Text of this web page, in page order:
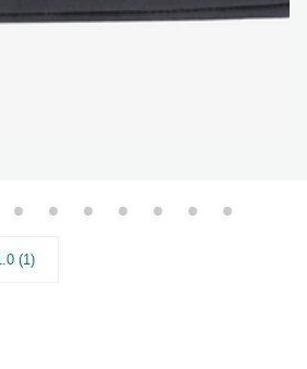
Læs
(1)